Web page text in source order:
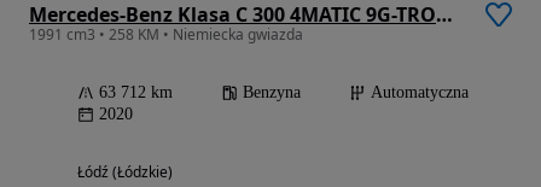
Mercedes-Benz Klasa C 300 4MATIC 9G-TRONIC
1991 cm3 • 258 KM • Niemiecka gwiazda
63 712 km Benzyna
Automatyczna
2020
Łódź (Łódzkie)